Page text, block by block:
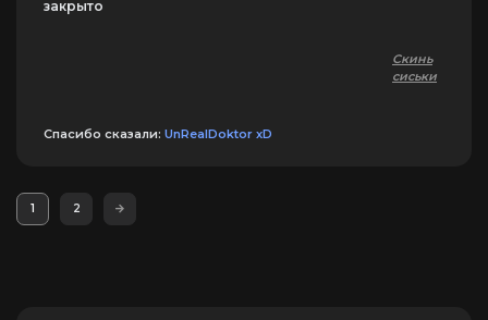
закрыто
Скинь
сиськи
Спасибо сказали: UnRealDoktor xD
1 2